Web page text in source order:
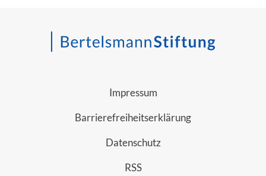
Impressum
Barrierefreiheitserklärung
Datenschutz
RSS